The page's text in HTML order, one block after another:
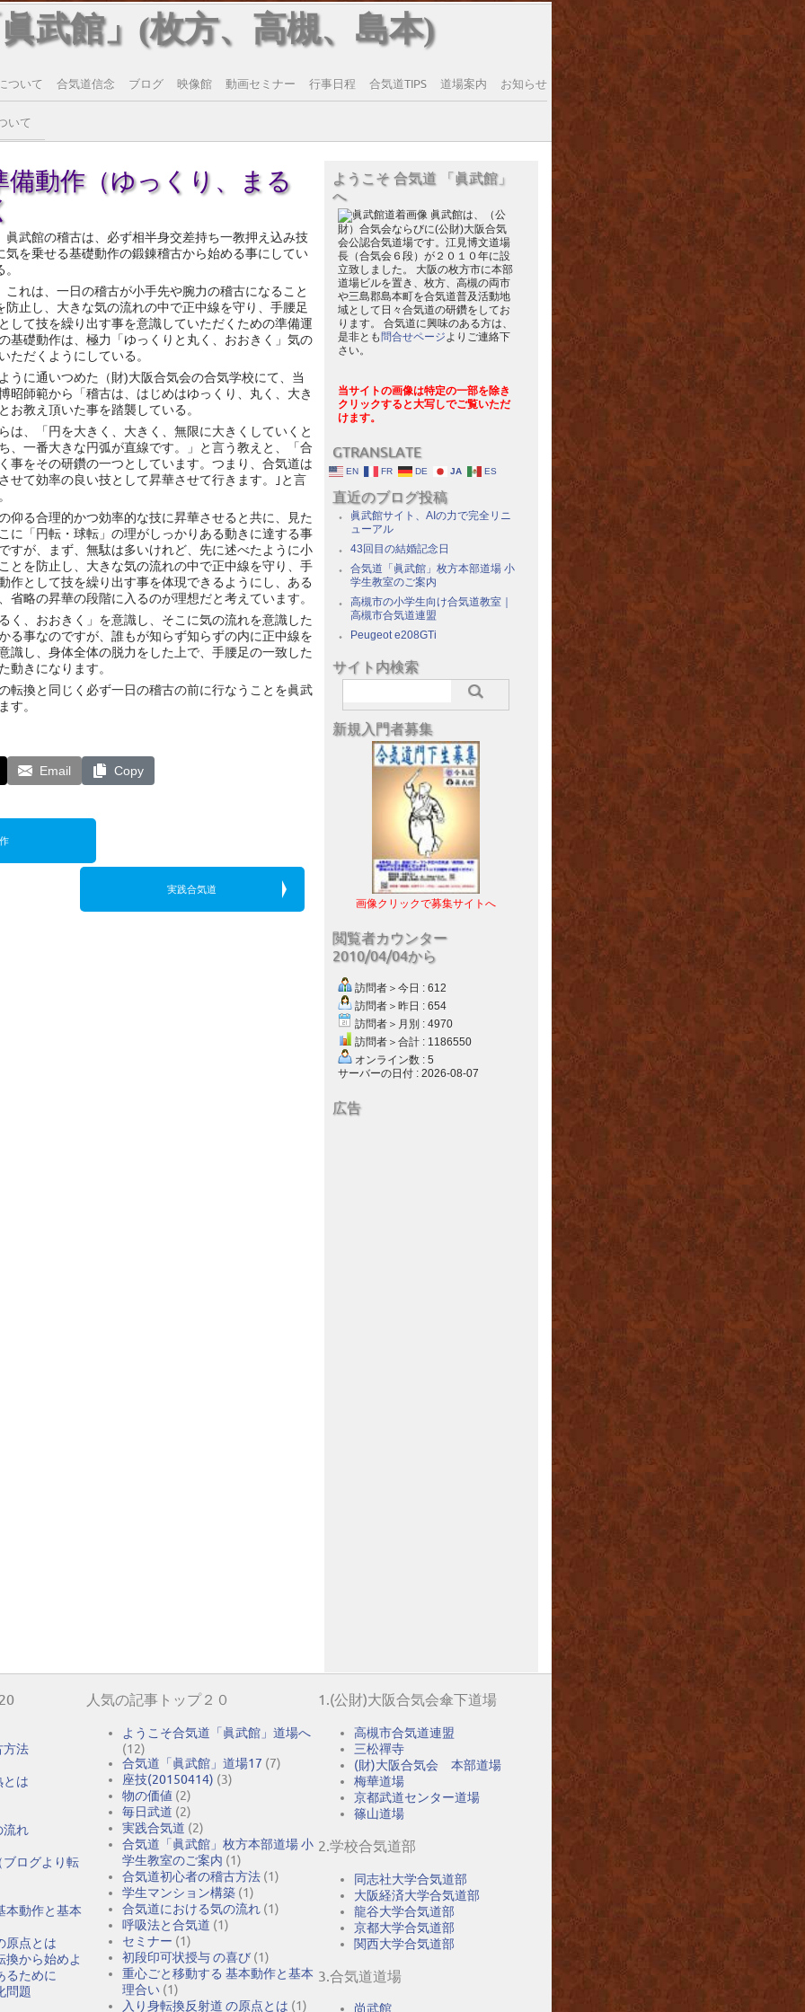
武館」(枚方、高槻、島本)
ついて 合気道信念 ブログ 映像館 動画セミナー 行事日程 合気道TIPS 道場案内 お知らせ
いて
備動作（ゆっくり、まる
眞武館の稽古は、必ず相半身交差持ち一教押え込み技
気を乗せる基礎動作の鍛錬稽古から始める事にしてい
。
これは、一日の稽古が小手先や腕力の稽古になること
防止し、大きな気の流れの中で正中線を守り、手腰足
して技を繰り出す事を意識していただくための準備運
基礎動作は、極力「ゆっくりと丸く、おおきく」気の
ただくようにしている。
うに通いつめた（財)大阪合気会の合気学校にて、当
昭師範から「稽古は、はじめはゆっくり、丸く、大き
お教え頂いた事を踏襲している。
は、「円を大きく、大きく、無限に大きくしていくと
、一番大きな円弧が直線です。」と言う教えと、「合
事をその研鑽の一つとしています。つまり、合気道は
せて効率の良い技として昇華させて行きます。｣と言
仰る合理的かつ効率的な技に昇華させると共に、見た
に「円転・球転」の理がしっかりある動きに達する事
すが、まず、無駄は多いけれど、先に述べたように小
とを防止し、大きな気の流れの中で正中線を守り、手
作として技を繰り出す事を体現できるようにし、ある
省略の昇華の段階に入るのが理想だと考えています。
く、おおきく」を意識し、そこに気の流れを意識した
る事なのですが、誰もが知らず知らずの内に正中線を
識し、身体全体の脱力をした上で、手腰足の一致した
動きになります。
転換と同じく必ず一日の稽古の前に行なうことを眞武
す。
Email Copy
実践合気道
ようこそ 合気道 「眞武館」
へ
眞武館は、（公
財）合気会ならびに(公財)大阪合気
会公認合気道場です。江見博文道場
長（合気会６段）が２０１０年に設
立致しました。 大阪の枚方市に本部
道場ビルを置き、枚方、高槻の両市
や三島郡島本町を合気道普及活動地
域として日々合気道の研鑽をしてお
ります。 合気道に興味のある方は、
是非とも 問合せページよりご連絡下
さい。
当サイトの画像は特定の一部を除き
クリックすると大写しでご覧いただ
けます。
GTRANSLATE
EN FR DE JA ES
直近のブログ投稿
眞武館サイト、AIの力で完全リニ
ューアル
43回目の結婚記念日
合気道「眞武館」枚方本部道場 小
学生教室のご案内
高槻市の小学生向け合気道教室｜
高槻市合気道連盟
Peugeot e208GTi
サイト内検索
新規入門者募集
画像クリックで募集サイトへ
閲覧者カウンター
2010/04/04から
訪問者＞今日 : 612
訪問者＞昨日 : 654
訪問者＞月別 : 4970
訪問者＞合計 : 1186550
オンライン数 : 5
サーバーの日付 : 2026-08-07
広告
方法
とは
流れ
ログより転
本動作と基本
原点とは
換から始めよ
るために
問題
人気の記事トップ２０
ようこそ合気道「眞武館」道場へ
(12)
合気道「眞武館」道場17 (7)
座技(20150414) (3)
物の価値 (2)
毎日武道 (2)
実践合気道 (2)
合気道「眞武館」枚方本部道場 小
学生教室のご案内 (1)
合気道初心者の稽古方法 (1)
学生マンション構築 (1)
合気道における気の流れ (1)
呼吸法と合気道 (1)
セミナー (1)
初段印可状授与 の喜び (1)
重心ごと移動する 基本動作と基本
理合い (1)
入り身転換反射道 の原点とは (1)
1.(公財)大阪合気会傘下道場
高槻市合気道連盟
三松禪寺
(財)大阪合気会 本部道場
梅華道場
京都武道センター道場
篠山道場
2.学校合気道部
同志社大学合気道部
大阪経済大学合気道部
龍谷大学合気道部
京都大学合気道部
関西大学合気道部
3.合気道道場
尚武館